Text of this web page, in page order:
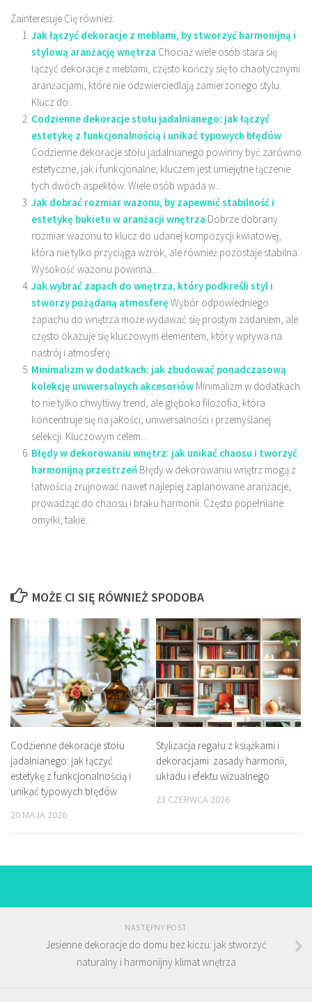
Zainteresuje Cię również:
Jak łączyć dekoracje z meblami, by stworzyć harmonijną i
stylową aranżację wnętrza Chociaż wiele osób stara się
łączyć dekoracje z meblami, często kończy się to chaotycznymi
aranżacjami, które nie odzwierciedlają zamierzonego stylu.
Klucz do...
Codzienne dekoracje stołu jadalnianego: jak łączyć
estetykę z funkcjonalnością i unikać typowych błędów
Codzienne dekoracje stołu jadalnianego powinny być zarówno
estetyczne, jak i funkcjonalne; kluczem jest umiejętne łączenie
tych dwóch aspektów. Wiele osób wpada w...
Jak dobrać rozmiar wazonu, by zapewnić stabilność i
estetykę bukietu w aranżacji wnętrza Dobrze dobrany
rozmiar wazonu to klucz do udanej kompozycji kwiatowej,
która nie tylko przyciąga wzrok, ale również pozostaje stabilna.
Wysokość wazonu powinna...
Jak wybrać zapach do wnętrza, który podkreśli styl i
stworzy pożądaną atmosferę Wybór odpowiedniego
zapachu do wnętrza może wydawać się prostym zadaniem, ale
często okazuje się kluczowym elementem, który wpływa na
nastrój i atmosferę...
Minimalizm w dodatkach: jak zbudować ponadczasową
kolekcję uniwersalnych akcesoriów Minimalizm w dodatkach
to nie tylko chwytliwy trend, ale głęboka filozofia, która
koncentruje się na jakości, uniwersalności i przemyślanej
selekcji. Kluczowym celem...
Błędy w dekorowaniu wnętrz: jak unikać chaosu i tworzyć
harmonijną przestrzeń Błędy w dekorowaniu wnętrz mogą z
łatwością zrujnować nawet najlepiej zaplanowane aranżacje,
prowadząc do chaosu i braku harmonii. Często popełniane
omyłki, takie...
MOŻE CI SIĘ RÓWNIEŻ SPODOBA
Codzienne dekoracje stołu
jadalnianego: jak łączyć
estetykę z funkcjonalnością i
unikać typowych błędów
20 MAJA 2026
Stylizacja regału z książkami i
dekoracjami: zasady harmonii,
układu i efektu wizualnego
23 CZERWCA 2026
NASTĘPNY POST
Jesienne dekoracje do domu bez kiczu: jak stworzyć
naturalny i harmonijny klimat wnętrza